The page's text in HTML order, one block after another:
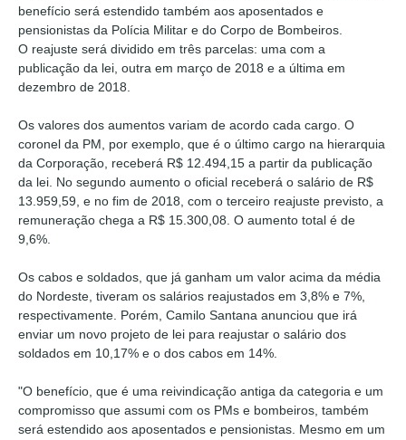
benefício será estendido também aos aposentados e
pensionistas da Polícia Militar e do Corpo de Bombeiros.
O reajuste será dividido em três parcelas: uma com a
publicação da lei, outra em março de 2018 e a última em
dezembro de 2018.
Os valores dos aumentos variam de acordo cada cargo. O
coronel da PM, por exemplo, que é o último cargo na hierarquia
da Corporação, receberá R$ 12.494,15 a partir da publicação
da lei. No segundo aumento o oficial receberá o salário de R$
13.959,59, e no fim de 2018, com o terceiro reajuste previsto, a
remuneração chega a R$ 15.300,08. O aumento total é de
9,6%.
Os cabos e soldados, que já ganham um valor acima da média
do Nordeste, tiveram os salários reajustados em 3,8% e 7%,
respectivamente. Porém, Camilo Santana anunciou que irá
enviar um novo projeto de lei para reajustar o salário dos
soldados em 10,17% e o dos cabos em 14%.
"O benefício, que é uma reivindicação antiga da categoria e um
compromisso que assumi com os PMs e bombeiros, também
será estendido aos aposentados e pensionistas. Mesmo em um